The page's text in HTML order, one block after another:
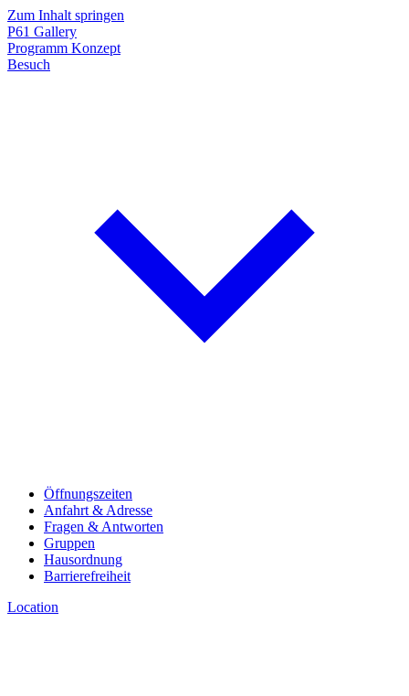
Zum Inhalt springen
P61 Gallery
Programm Konzept
Besuch
Öffnungszeiten
Anfahrt & Adresse
Fragen & Antworten
Gruppen
Hausordnung
Barrierefreiheit
Location